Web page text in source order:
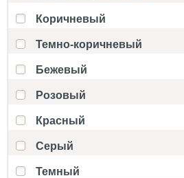
Коричневый
Темно-коричневый
Бежевый
Розовый
Красный
Серый
Темный